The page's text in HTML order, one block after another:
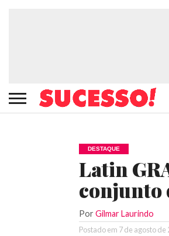
DESTAQUE
Latin
conjunto
Por Gilmar Laurindo
Postado em 7 de agosto de